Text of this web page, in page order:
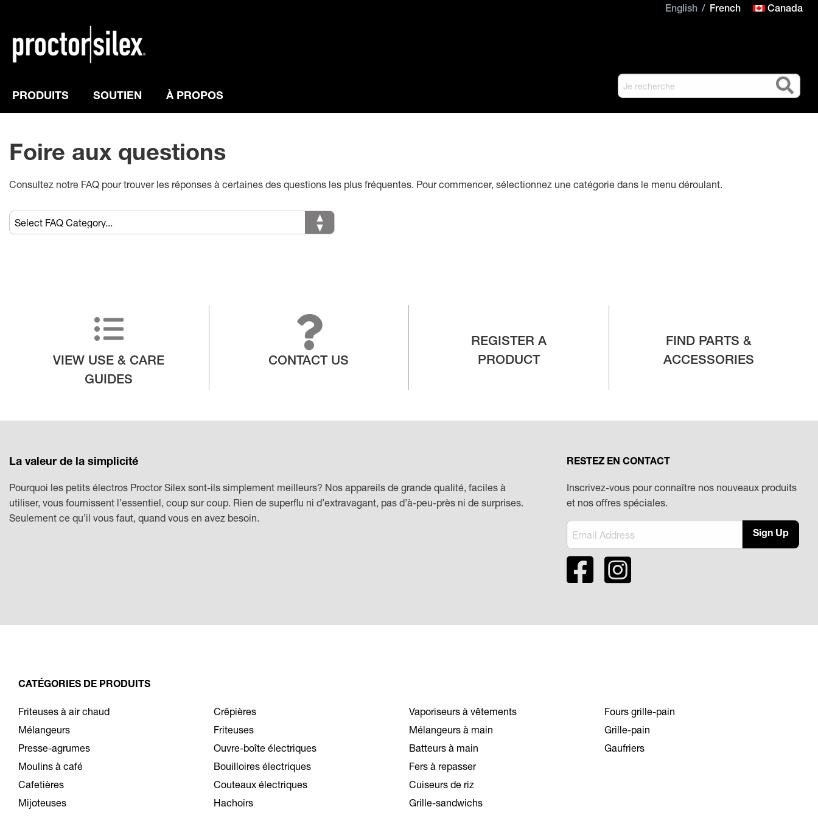
English French Canada
PRODUITS SOUTIEN À PROPOS
Foire aux questions
Consultez notre FAQ pour trouver les réponses à certaines des questions les plus fréquentes. Pour commencer, sélectionnez une catégorie dans le menu déroulant.
VIEW USE & CARE
GUIDES
CONTACT US
REGISTER A
PRODUCT
FIND PARTS &
ACCESSORIES
La valeur de la simplicité
Pourquoi les petits électros Proctor Silex sont-ils simplement meilleurs? Nos appareils de grande qualité, faciles à
utiliser, vous fournissent l’essentiel, coup sur coup. Rien de superflu ni d’extravagant, pas d’à-peu-près ni de surprises.
Seulement ce qu’il vous faut, quand vous en avez besoin.
RESTEZ EN CONTACT
Inscrivez-vous pour connaître nos nouveaux produits
et nos offres spéciales.
Sign Up
CATÉGORIES DE PRODUITS
Friteuses à air chaud
Mélangeurs
Presse-agrumes
Moulins à café
Cafetières
Mijoteuses
Crêpières
Friteuses
Ouvre-boîte électriques
Bouilloires électriques
Couteaux électriques
Hachoirs
Vaporiseurs à vêtements
Mélangeurs à main
Batteurs à main
Fers à repasser
Cuiseurs de riz
Grille-sandwichs
Fours grille-pain
Grille-pain
Gaufriers